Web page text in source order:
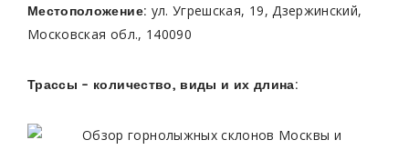
Местоположение: ул. Угрешская, 19, Дзержинский,
Московская обл., 140090
Трассы – количество, виды и их длина: